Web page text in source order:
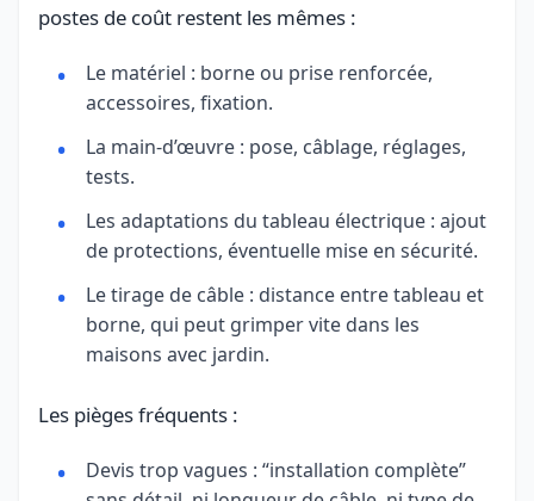
postes de coût restent les mêmes :
Le matériel : borne ou prise renforcée,
accessoires, fixation.
La main-d’œuvre : pose, câblage, réglages,
tests.
Les adaptations du tableau électrique : ajout
de protections, éventuelle mise en sécurité.
Le tirage de câble : distance entre tableau et
borne, qui peut grimper vite dans les
maisons avec jardin.
Les pièges fréquents :
Devis trop vagues : “installation complète”